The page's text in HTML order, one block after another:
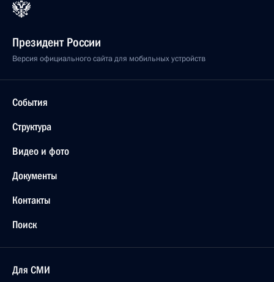
Президент России
Версия официального сайта для мобильных устройств
События
Структура
Видео и фото
Документы
Контакты
Поиск
Для СМИ